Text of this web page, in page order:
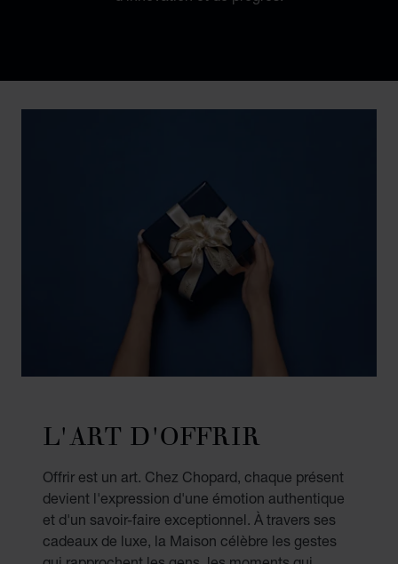
L'ART D'OFFRIR
Offrir est un art. Chez Chopard, chaque présent
devient l'expression d'une émotion authentique
et d'un savoir-faire exceptionnel. À travers ses
cadeaux de luxe, la Maison célèbre les gestes